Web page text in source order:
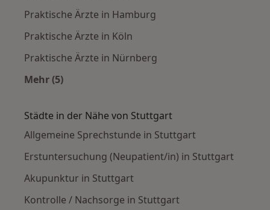
Praktische Ärzte in Hamburg
Praktische Ärzte in Köln
Praktische Ärzte in Nürnberg
Mehr (5)
Städte in der Nähe von Stuttgart
Allgemeine Sprechstunde in Stuttgart
Erstuntersuchung (Neupatient/in) in Stuttgart
Akupunktur in Stuttgart
Kontrolle / Nachsorge in Stuttgart